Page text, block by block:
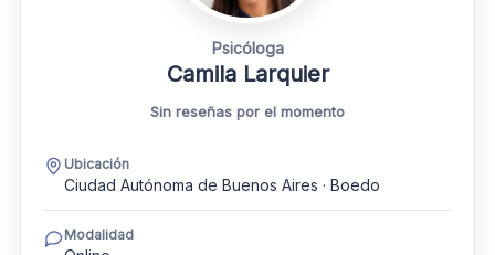
Psicóloga
Camila Larquier
Sin reseñas por el momento
Ubicación
Ciudad Autónoma de Buenos Aires · Boedo
Modalidad